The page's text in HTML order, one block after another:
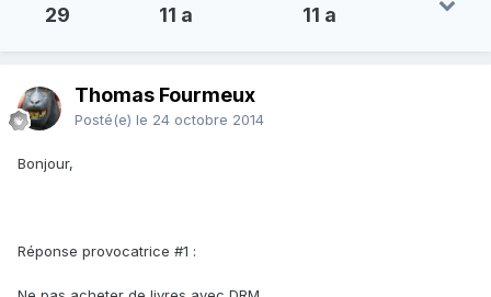
29 11 a 11 a
Thomas Fourmeux
Posté(e) le 24 octobre 2014
Bonjour,
Réponse provocatrice #1 :